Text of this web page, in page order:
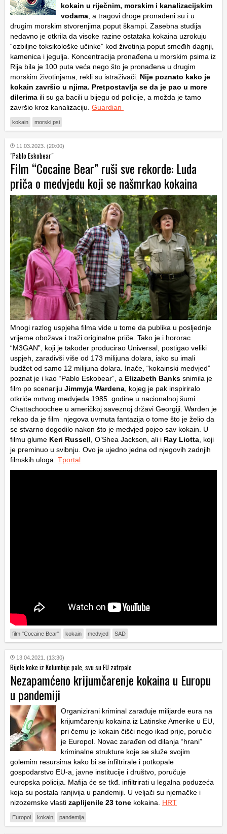
kokain u riječnim, morskim i kanalizacijskim
vodama , a tragovi droge pronađeni su i u
drugim morskim stvorenjima poput škampi. Zasebna studija
nedavno je otkrila da visoke razine ostataka kokaina uzrokuju
“ozbiljne toksikološke učinke” kod životinja poput smeđih dagnji,
kamenica i jegulja. Koncentracija pronađena u morskim psima iz
Rija bila je 100 puta veća nego što je pronađena u drugim
morskim životinjama, rekli su istraživači. Nije poznato kako je
kokain završio u njima. Pretpostavlja se da je pao u more
dilerima ili su ga bacili u bijegu od policije, a možda je tamo
završio kroz kanalizaciju. Guardian
kokain morski psi
11.03.2023. (20:00)
"Pablo Eskobear"
Film “Cocaine Bear” ruši sve rekorde: Luda
priča o medvjedu koji se našmrkao kokaina
Mnogi razlog uspjeha filma vide u tome da publika u posljednje
vrijeme obožava i traži originalne priče. Tako je i hororac
“M3GAN”, koji je također producirao Universal, postigao veliki
uspjeh, zaradivši više od 173 milijuna dolara, iako su imali
budžet od samo 12 milijuna dolara. Inače, “kokainski medvjed”
poznat je i kao “Pablo Eskobear”, a Elizabeth Banks snimila je
film po scenariju Jimmyja Wardena , kojeg je pak inspiriralo
otkriće mrtvog medvjeda 1985. godine u nacionalnoj šumi
Chattachoochee u američkoj saveznoj državi Georgiji. Warden je
rekao da je film njegova uvrnuta fantazija o tome što je želio da
se stvarno dogodilo nakon što je medvjed pojeo sav kokain. U
filmu glume Keri Russell , O’Shea Jackson, ali i Ray Liotta , koji
je preminuo u svibnju. Ovo je ujedno jedna od njegovih zadnjih
filmskih uloga. Tportal
film "Cocaine Bear" kokain medvjed SAD
13.04.2021. (13:30)
Bijele koke iz Kolumbije pale, svu su EU zatrpale
Nezapamćeno krijumčarenje kokaina u Europu
u pandemiji
Organizirani kriminal zarađuje milijarde eura na
krijumčarenju kokaina iz Latinske Amerike u EU,
pri čemu je kokain čišći nego ikad prije, poručio
je Europol. Novac zarađen od dilanja “hrani”
kriminalne strukture koje se služe svojim
golemim resursima kako bi se infiltrirale i potkopale
gospodarstvo EU-a, javne institucije i društvo, poručuje
europska policija. Mafija će se tkđ. infiltrirati u legalna poduzeća
koja su postala ranjivija u pandemiji. U veljači su njemačke i
nizozemske vlasti zaplijenile 23 tone kokaina. HRT
Europol kokain pandemija